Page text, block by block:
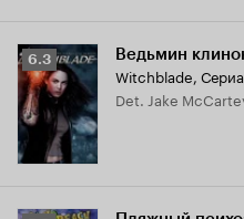
Рейтинг
Кинопоиска
6.3
6.3 Ведьмин
Witchblade,
Det. Jake